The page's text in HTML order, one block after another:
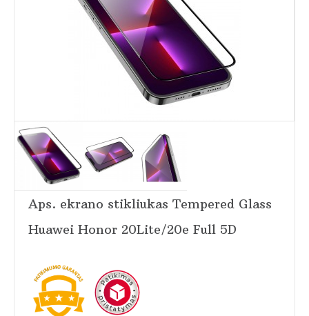
Aps. ekrano stikliukas Tempered Glass
Huawei Honor 20Lite/20e Full 5D